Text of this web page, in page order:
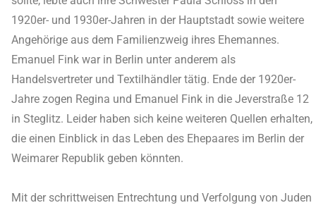
1920er- und 1930er-Jahren in der Hauptstadt sowie weitere
Angehörige aus dem Familienzweig ihres Ehemannes.
Emanuel Fink war in Berlin unter anderem als
Handelsvertreter und Textilhändler tätig. Ende der 1920er-
Jahre zogen Regina und Emanuel Fink in die Jeverstraße 12
in Steglitz. Leider haben sich keine weiteren Quellen erhalten,
die einen Einblick in das Leben des Ehepaares im Berlin der
Weimarer Republik geben könnten.
Mit der schrittweisen Entrechtung und Verfolgung von Juden